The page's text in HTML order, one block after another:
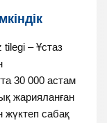
tilegi – Ұстаз
30 000 астам
жарияланған
жүктеп сабақ